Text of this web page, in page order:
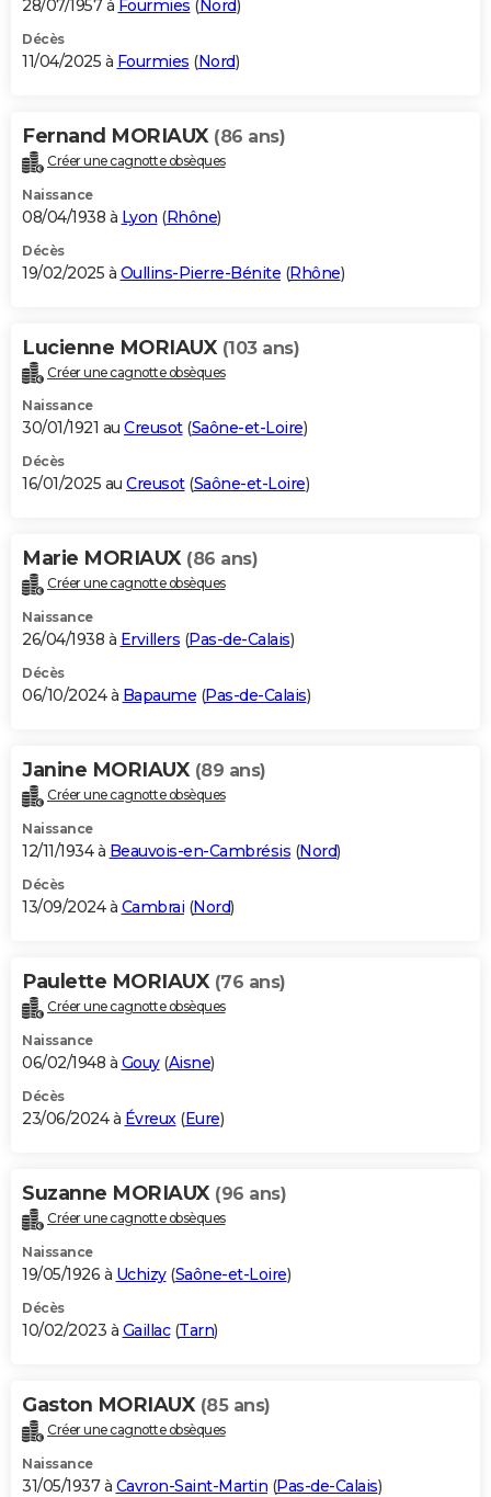
28/07/1957 à Fourmies (Nord)
Décès
11/04/2025 à Fourmies (Nord)
Fernand MORIAUX (86 ans)
Créer une cagnotte obsèques
Naissance
08/04/1938 à Lyon (Rhône)
Décès
19/02/2025 à Oullins-Pierre-Bénite (Rhône)
Lucienne MORIAUX (103 ans)
Créer une cagnotte obsèques
Naissance
30/01/1921 au Creusot(Saône-et-Loire)
Décès
16/01/2025 au Creusot(Saône-et-Loire)
Marie MORIAUX (86 ans)
Créer une cagnotte obsèques
Naissance
26/04/1938 à Ervillers (Pas-de-Calais)
Décès
06/10/2024 à Bapaume (Pas-de-Calais)
Janine MORIAUX (89 ans)
Créer une cagnotte obsèques
Naissance
12/11/1934 à Beauvois-en-Cambrésis (Nord)
Décès
13/09/2024 à Cambrai (Nord)
Paulette MORIAUX (76 ans)
Créer une cagnotte obsèques
Naissance
06/02/1948 à Gouy(Aisne)
Décès
23/06/2024 à Évreux(Eure)
Suzanne MORIAUX (96 ans)
Créer une cagnotte obsèques
Naissance
19/05/1926 à Uchizy(Saône-et-Loire)
Décès
10/02/2023 à Gaillac(Tarn)
Gaston MORIAUX (85 ans)
Créer une cagnotte obsèques
Naissance
31/05/1937 à Cavron-Saint-Martin (Pas-de-Calais)